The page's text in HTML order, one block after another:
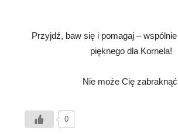
Przyjdź, baw się i pomagaj –
pięknego dla Kornela!
Nie może Cię
0